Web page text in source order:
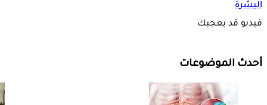
البشرة
فيديو قد يعجبك
أحدث الموضوعات